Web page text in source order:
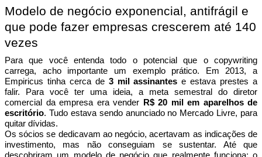
Modelo de negócio exponencial, antifrágil e
que pode fazer empresas crescerem até 140
vezes
Para que você entenda todo o potencial que o copywriting
carrega, acho importante um exemplo prático. Em 2013, a
Empiricus tinha cerca de3 mil assinantes e estava prestes a
falir. Para você ter uma ideia, a meta semestral do diretor
comercial da empresa era vender
R$ 20 mil em aparelhos de
escritório. Tudo estava sendo anunciado no Mercado Livre, para
quitar dívidas.
Os sócios se dedicavam ao negócio, acertavam as indicações de
investimento, mas não conseguiam se sustentar. Até que